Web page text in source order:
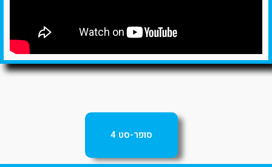
סופר-סט 4